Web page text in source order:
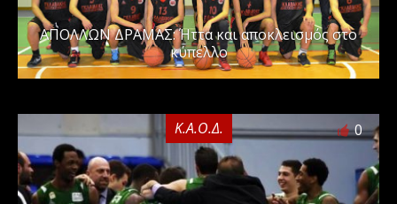
ΑΠΟΛΛΩΝ ΔΡΑΜΑΣ: Ήττα και αποκλεισμός στο
κύπελλο
Κ.Α.Ο.Δ. 0